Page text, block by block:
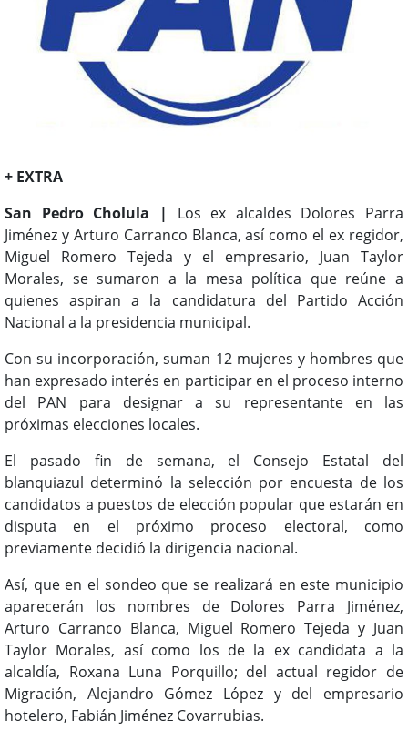
+ EXTRA
San Pedro Cholula |
Los ex alcaldes Dolores Parra
Jiménez y Arturo Carranco Blanca, así como el ex regidor,
Miguel Romero Tejeda y el empresario, Juan Taylor
Morales, se sumaron a la mesa política que reúne a
quienes aspiran a la candidatura del Partido Acción
Nacional a la presidencia municipal.
Con su incorporación, suman 12 mujeres y hombres que
han expresado interés en participar en el proceso interno
del PAN para designar a su representante en las
próximas elecciones locales.
El pasado fin de semana, el Consejo Estatal del
blanquiazul determinó la selección por encuesta de los
candidatos a puestos de elección popular que estarán en
disputa en el próximo proceso electoral, como
previamente decidió la dirigencia nacional.
Así, que en el sondeo que se realizará en este municipio
aparecerán los nombres de Dolores Parra Jiménez,
Arturo Carranco Blanca, Miguel Romero Tejeda y Juan
Taylor Morales, así como los de la ex candidata a la
alcaldía, Roxana Luna Porquillo; del actual regidor de
Migración, Alejandro Gómez López y del empresario
hotelero, Fabián Jiménez Covarrubias.